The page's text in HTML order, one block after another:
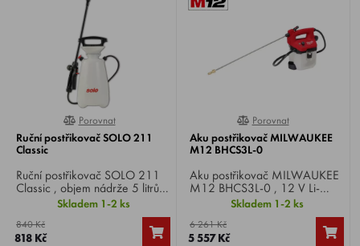
100%
Porovnat
Ruční postřikovač SOLO 211
Classic
Ruční postřikovač SOLO 211
Classic , objem nádrže 5 litrů,
pracovní tlak 3 bary,
přetlakový ventil, nastavitelná
tryska.
Skladem 1-2 ks
840 Kč
818 Kč
0%
Porovnat
Aku postřikovač MILWAUKEE
M12 BHCS3L-0
Aku postřikovač MILWAUKEE
M12 BHCS3L-0 , 12 V Li-
ion, průtok 0,6 - 1,6 l/min,
max. tlak 5,5 bar, objem
nádrže 3,7 l.
Skladem 1-2 ks
6 261 Kč
5 557 Kč